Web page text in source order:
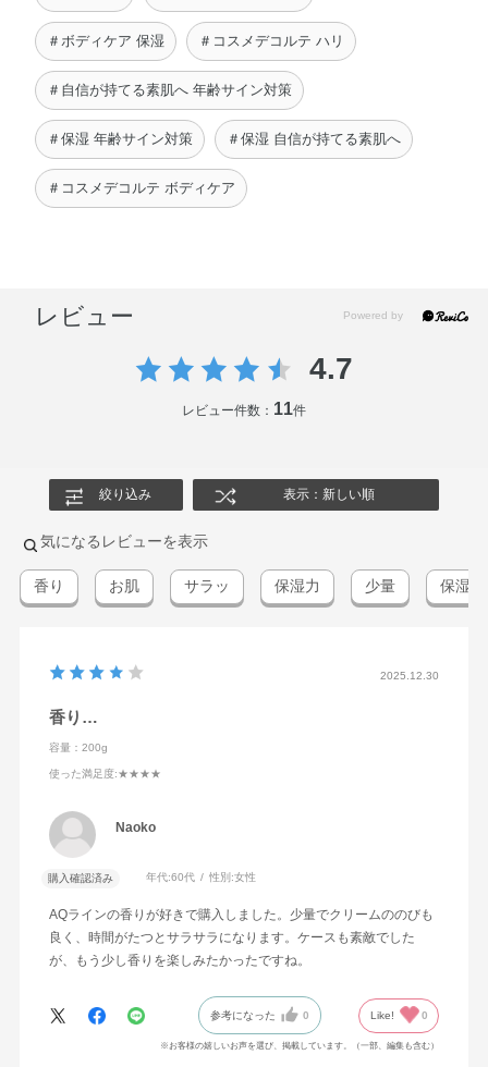
＃ボディケア 保湿 ＃コスメデコルテ ハリ
＃自信が持てる素肌へ 年齢サイン対策
＃保湿 年齢サイン対策 ＃保湿 自信が持てる素肌へ
＃コスメデコルテ ボディケア
レビュー
4.7
レビュー件数： 11件
絞り込み 表示：新しい順
気になるレビューを表示
香り お肌 サラッ 保湿力 少量 保湿
2025.12.30
香り…
容量：200g
使った満足度:★★★★
Naoko
購入確認済み 年代:60代 性別:女性
AQラインの香りが好きで購入しました。少量でクリームののびも
良く、時間がたつとサラサラになります。ケースも素敵でした
が、もう少し香りを楽しみたかったですね。
参考になった 0 Like! 0
※お客様の嬉しいお声を選び、掲載しています。（一部、編集も含む）